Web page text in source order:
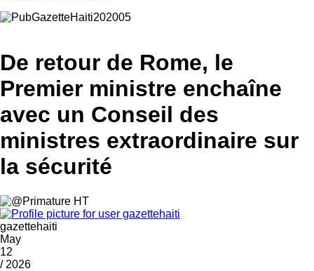
De retour de Rome, le
Premier ministre enchaîne
avec un Conseil des
ministres extraordinaire sur
la sécurité
gazettehaiti
May
12
/ 2026